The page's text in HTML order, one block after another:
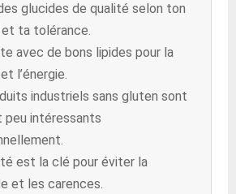
glucides de qualité selon ton
ta tolérance.
avec de bons lipides pour la
l’énergie.
industriels sans gluten sont
peu intéressants
est la clé pour éviter la
et les carences.